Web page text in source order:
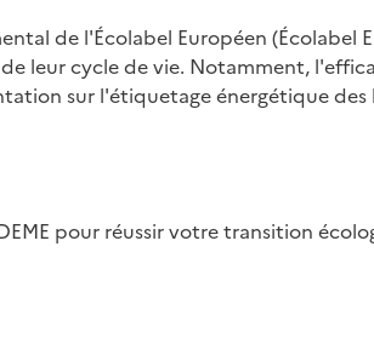
de l'Écolabel Européen
leur cycle de vie. Notamment,
sur l'étiquetage énergétique des
pour réussir votre transition